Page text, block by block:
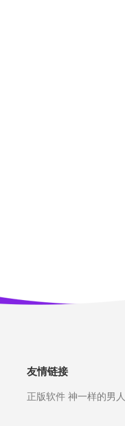
友情链接
正版软件 神一样的男人